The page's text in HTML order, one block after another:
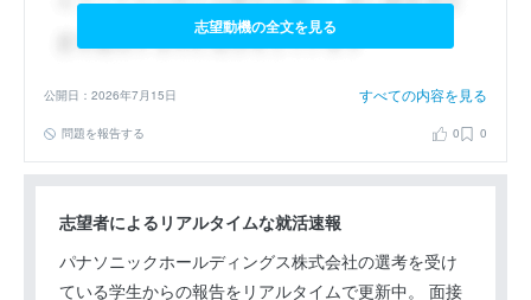
志望動機の全文を見る
公開日：2026年7月15日 すべての内容を見る
問題を報告する 0 0
志望者によるリアルタイムな就活速報
パナソニックホールディングス株式会社の選考を受け
ている学生からの報告をリアルタイムで更新中。 面接